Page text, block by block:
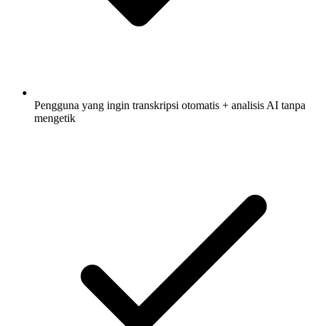
Pengguna yang ingin transkripsi otomatis + analisis AI tanpa
mengetik